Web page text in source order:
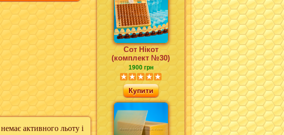
Сот Нікот
(комплект №30)
1900 грн
Купити
активного льоту і